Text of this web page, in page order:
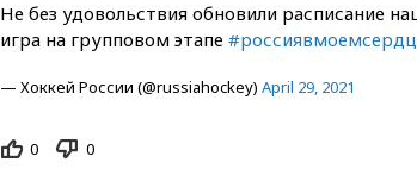
Не без удовольствия обновили расписание
игра на групповом этапе
— Хоккей России (@russiahockey) April 29, 2021
0 0